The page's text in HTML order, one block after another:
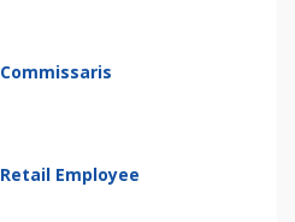
Commissaris
Retail Employee